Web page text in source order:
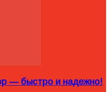
— быстро и надежно!